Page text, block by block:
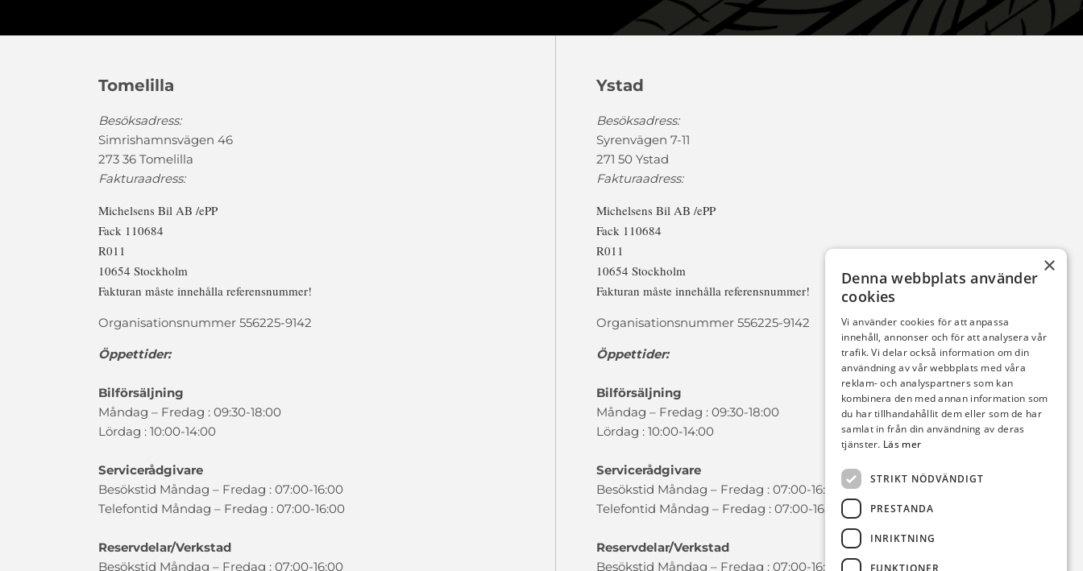
Tomelilla
Besöksadress:
Simrishamnsvägen 46
273 36 Tomelilla
Fakturaadress:
Michelsens Bil AB /ePP
Fack 110684
R011
10654 Stockholm
Fakturan måste innehålla referensnummer!
Organisationsnummer 556225-9142
Öppettider:
Bilförsäljning
Måndag – Fredag : 09:30-18:00
Lördag : 10:00-14:00
Servicerådgivare
Besökstid Måndag – Fredag : 07:00-16:00
Telefontid Måndag – Fredag : 07:00-16:00
Reservdelar/Verkstad
Besökstid Måndag – Fredag : 07:00-16:00
Ystad
Besöksadress:
Syrenvägen 7-11
271 50 Ystad
Fakturaadress:
Michelsens Bil AB /ePP
Fack 110684
R011
10654 Stockholm
Fakturan måste innehålla referensnummer!
Organisationsnummer 556225-9142
Öppettider:
Bilförsäljning
Måndag – Fredag : 09:30-18:00
Lördag : 10:00-14:00
Servicerådgivare
Besökstid Måndag – Fredag : 07:00-16:00
Telefontid Måndag – Fredag : 07:00-16:00
Reservdelar/Verkstad
Besökstid Måndag – Fredag : 07:00-16:00
×
Denna webbplats använder
cookies
Vi använder cookies för att anpassa
innehåll, annonser och för att analysera vår
trafik. Vi delar också information om din
användning av vår webbplats med våra
reklam- och analyspartners som kan
kombinera den med annan information som
du har tillhandahållit dem eller som de har
samlat in från din användning av deras
tjänster. Läs mer
STRIKT NÖDVÄNDIGT
PRESTANDA
INRIKTNING
FUNKTIONER